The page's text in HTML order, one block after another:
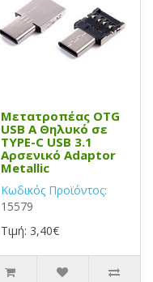
Μετατροπέας OTG
USB Α Θηλυκό σε
TYPE-C USB 3.1
Αρσενικό Adaptor
Metallic
Κωδικός Προϊόντος:
15579
Τιμή: 3,40€